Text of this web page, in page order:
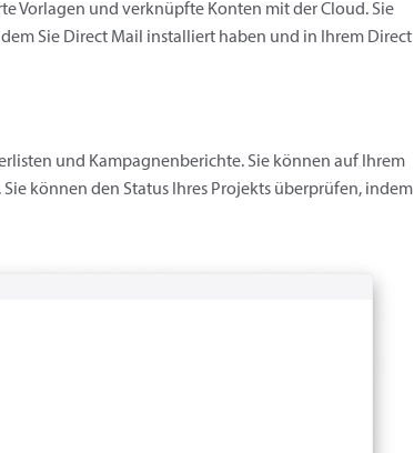
Vorlagen und verknüpfte Konten mit der Cloud. Sie
Sie Direct Mail installiert haben und in Ihrem Direct
und Kampagnenberichte. Sie können auf Ihrem
können den Status Ihres Projekts überprüfen, indem